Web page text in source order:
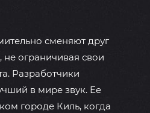
сменяют друг
не ограничивая свои
Разработчики
в мире звук. Ее
городе Киль, когда